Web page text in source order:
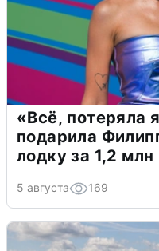
«Всё, потеряла
подарила
лодку за 1,2 млн
5 августа 169